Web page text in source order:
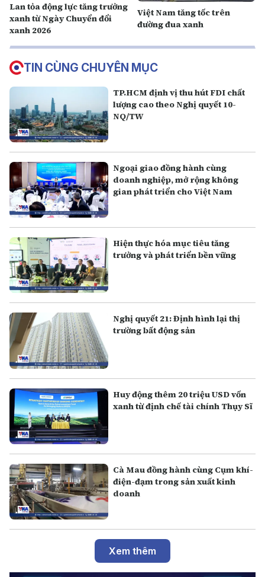
Lan tỏa động lực tăng trưởng
xanh từ Ngày Chuyển đổi
xanh 2026
Việt Nam tăng tốc trên
đường đua xanh
TIN CÙNG CHUYÊN MỤC
TP.HCM định vị thu hút FDI chất
lượng cao theo Nghị quyết 10-
NQ/TW
Ngoại giao đồng hành cùng
doanh nghiệp, mở rộng không
gian phát triển cho Việt Nam
Hiện thực hóa mục tiêu tăng
trưởng và phát triển bền vững
Nghị quyết 21: Định hình lại thị
trường bất động sản
Huy động thêm 20 triệu USD vốn
xanh từ định chế tài chính Thụy Sĩ
Cà Mau đồng hành cùng Cụm khí-
điện-đạm trong sản xuất kinh
doanh
Xem thêm